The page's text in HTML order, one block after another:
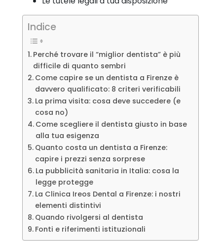
Indice
Perché trovare il “miglior dentista” è più
difficile di quanto sembri
Come capire se un dentista a Firenze è
davvero qualificato: 8 criteri verificabili
La prima visita: cosa deve succedere (e
cosa no)
Come scegliere il dentista giusto in base
alla tua esigenza
Quanto costa un dentista a Firenze:
capire i prezzi senza sorprese
La pubblicità sanitaria in Italia: cosa la
legge protegge
La Clinica Ireos Dental a Firenze: i nostri
elementi distintivi
Quando rivolgersi al dentista
Fonti e riferimenti istituzionali